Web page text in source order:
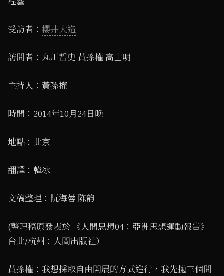
受訪者： 櫻井大造
訪問者：丸川哲史 黃孫權 高士明
主持人：黃孫權
時間：2014年10月24日晚
地點：北京
翻譯：韓冰
文稿整理：阮海蓉 陈韵
(整理稿原發表於 《人間思想04：亞洲思想運動報告》
台北/杭州：人間出版社）
黃孫權：我想採取自由開展的方式進行，我先拋三個問